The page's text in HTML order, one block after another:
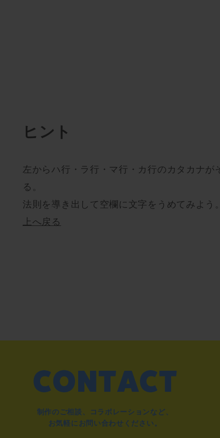
ヒント
左からハ行・ラ行・マ行・カ行のカタカナが
る。
法則を導き出して空欄に文字をうめてみよう。
上へ戻る
制作のご相談、コラボレーションなど、
お気軽にお問い合わせください。